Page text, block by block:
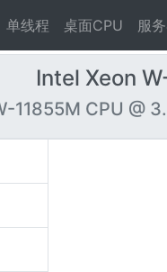
单线程 桌面CPU 服
Intel Xeon
11855M CPU @